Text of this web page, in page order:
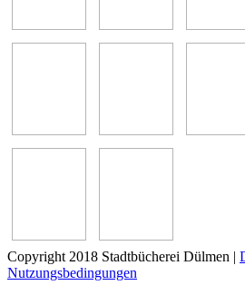
Copyright 2018 Stadtbücherei Dülmen |
Nutzungsbedingungen